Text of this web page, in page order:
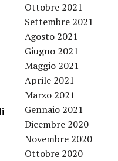
Ottobre 2021
Settembre 2021
Agosto 2021
Giugno 2021
Maggio 2021
Aprile 2021
Marzo 2021
Gennaio 2021
Dicembre 2020
Novembre 2020
Ottobre 2020